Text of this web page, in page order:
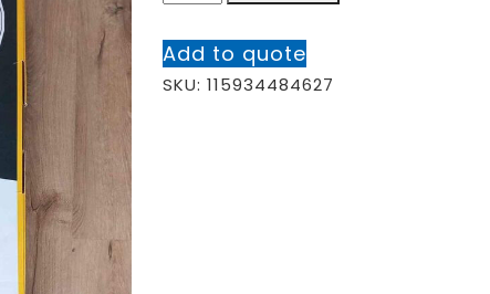
Add to quote
SKU: 115934484627